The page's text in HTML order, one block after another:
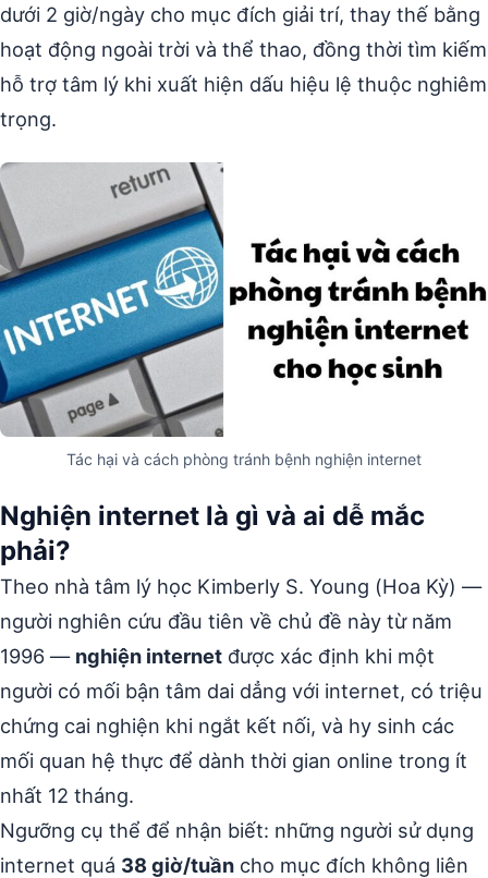
dưới 2 giờ/ngày cho mục đích giải trí, thay thế bằng
hoạt động ngoài trời và thể thao, đồng thời tìm kiếm
hỗ trợ tâm lý khi xuất hiện dấu hiệu lệ thuộc nghiêm
trọng.
Tác hại và cách phòng tránh bệnh nghiện internet
Nghiện internet là gì và ai dễ mắc
phải?
Theo nhà tâm lý học Kimberly S. Young (Hoa Kỳ) —
người nghiên cứu đầu tiên về chủ đề này từ năm
1996 — nghiện internet được xác định khi một
người có mối bận tâm dai dẳng với internet, có triệu
chứng cai nghiện khi ngắt kết nối, và hy sinh các
mối quan hệ thực để dành thời gian online trong ít
nhất 12 tháng.
Ngưỡng cụ thể để nhận biết: những người sử dụng
internet quá 38 giờ/tuần cho mục đích không liên